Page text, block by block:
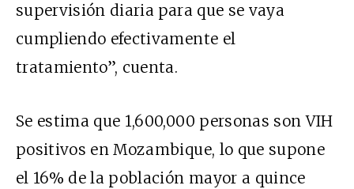
supervisión diaria para que se vaya
cumpliendo efectivamente el
tratamiento”, cuenta.
Se estima que 1,600,000 personas son VIH
positivos en Mozambique, lo que supone
el 16% de la población mayor a quince